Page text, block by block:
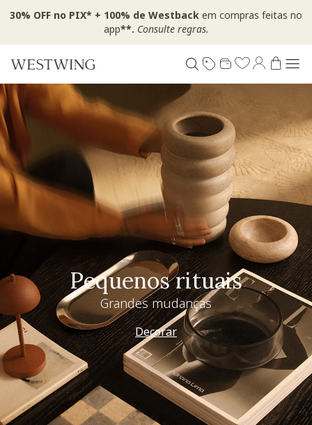
30% OFF no PIX* + 100% de Westback em compras feitas no
app**. Consulte regras.
Pequenos rituais
Grandes mudanças
Decorar